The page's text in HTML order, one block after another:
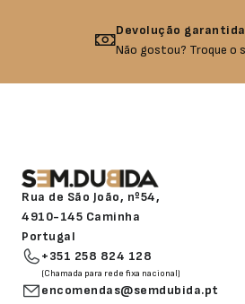
Devolução garantida
Não gostou? Troque o
Rua de São João, nº54,
4910-145 Caminha
Portugal
+351 258 824 128
(Chamada para rede fixa nacional)
encomendas@semdubida.pt